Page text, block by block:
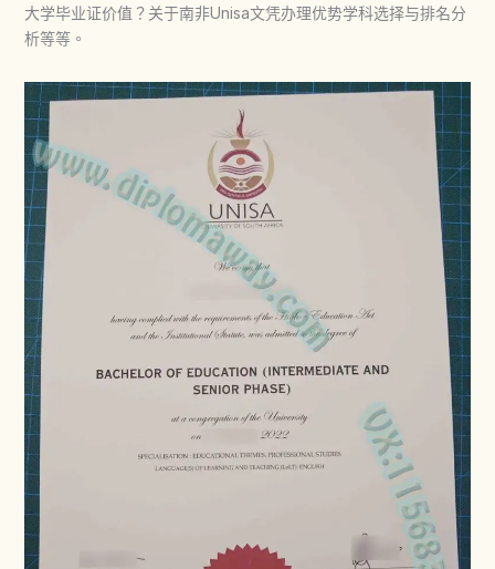
大学毕业证价值？关于南非Unisa文凭办理优势学科选择与排名分
析等等。